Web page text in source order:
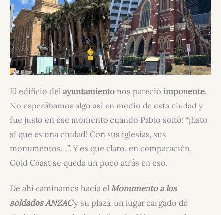
El edificio del ayuntamientonos pareció imponente.
No esperábamos algo así en medio de esta ciudad y
fue justo en ese momento cuando Pablo soltó: “¡Esto
sí que es una ciudad! Con sus iglesias, sus
monumentos…”. Y es que claro, en comparación,
Gold Coast se queda un poco atrás en eso.
De ahí caminamos hacia el Monumento a los
soldados ANZACy su plaza, un lugar cargado de